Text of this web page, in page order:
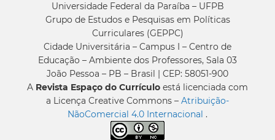
Universidade Federal da Paraíba – UFPB
Grupo de Estudos e Pesquisas em Políticas
Curriculares (GEPPC)
Cidade Universitária – Campus I – Centro de
Educação – Ambiente dos Professores, Sala 03
João Pessoa – PB – Brasil | CEP: 58051-900
A Revista Espaço do Currículo está licenciada com
a Licença Creative Commons – Atribuição-
NãoComercial 4.0 Internacional .